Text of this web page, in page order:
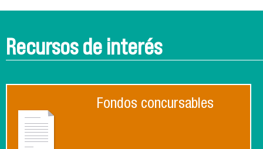
Recursos de interés
Fondos concursables